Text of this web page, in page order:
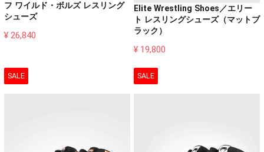
フ ワイルド・ボルズ レスリング
シューズ
¥ 26,840
Elite Wrestling Shoes／エリー
ト レスリングシューズ（マットブ
ラック）
¥ 19,800
SALE SALE